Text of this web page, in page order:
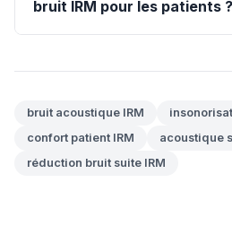
bruit IRM pour les patients ?
bruit acoustique IRM
confort patient IRM
acoustique
réduction bruit suite IRM